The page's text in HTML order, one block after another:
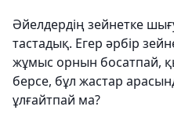
Әйелдердің зейнетке
тастадық. Егер әрбір
жұмыс орнын босатпай,
берсе, бұл жастар
ұлғайтпай ма?